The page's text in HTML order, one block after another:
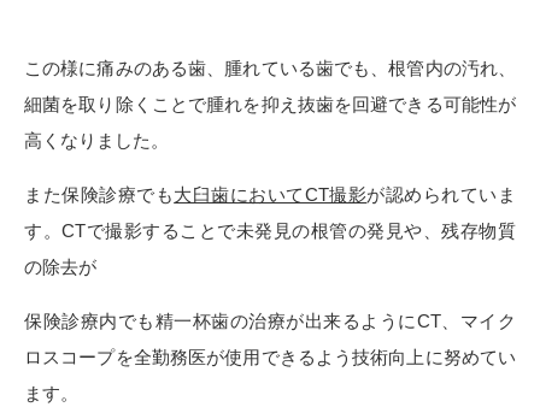
この様に痛みのある歯、腫れている歯でも、根管内の汚れ、
細菌を取り除くことで腫れを抑え抜歯を回避できる可能性が
高くなりました。
また保険診療でも大臼歯においてCT撮影が認められていま
す。CTで撮影することで未発見の根管の発見や、残存物質
の除去が
保険診療内でも精一杯歯の治療が出来るようにCT、マイク
ロスコープを全勤務医が使用できるよう技術向上に努めてい
ます。